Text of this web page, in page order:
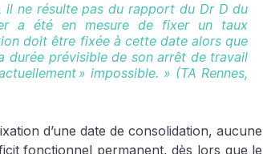
il ne résulte pas du rapport du Dr D du
a été en mesure de fixer un taux
doit être fixée à cette date alors que
durée prévisible de son arrêt de travail
» impossible. » (TA Rennes,
d’une date de consolidation, aucune
fonctionnel permanent, dès lors que le